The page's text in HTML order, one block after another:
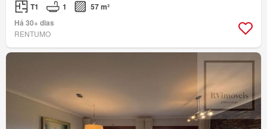
T1 1
57 m²
Há 30+ dias
RENTUMO